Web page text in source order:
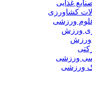
غذایی
کشاورزی
ورزشی
ورزش
ورزش
ورزشی
ورزشی